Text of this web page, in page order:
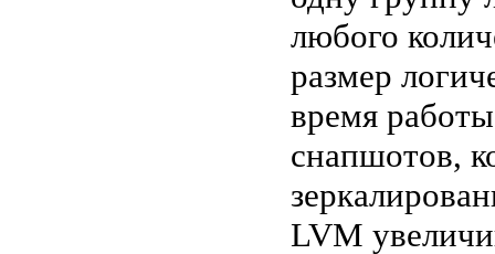
любого
размер
время
снапшотов,
LVM